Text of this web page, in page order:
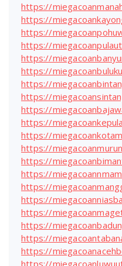
https://
https://
https://
https://
https://
https://
https://
https://
https://
https://
https://
https://
https://
https://
https://
https://
https://
https://
https://
https://